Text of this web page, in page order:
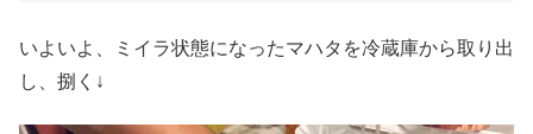
いよいよ、ミイラ状態になったマハタを冷蔵庫から取り出
し、捌く↓